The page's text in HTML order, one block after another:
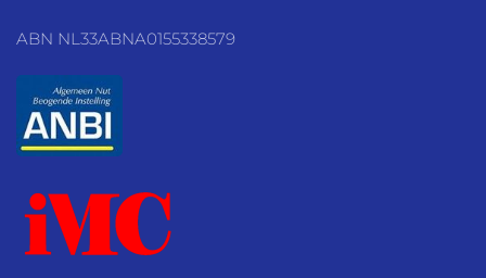
ABN NL33ABNA0155338579